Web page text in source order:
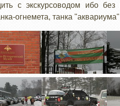
с экскурсоводом ибо
огнемета, танка